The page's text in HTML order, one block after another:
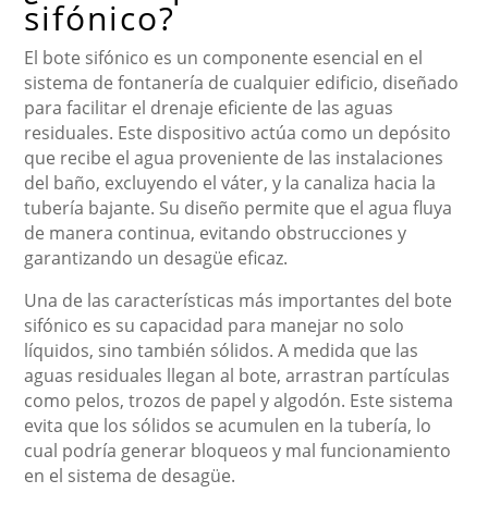
sifónico?
El bote sifónico es un componente esencial en el
sistema de fontanería de cualquier edificio, diseñado
para facilitar el drenaje eficiente de las aguas
residuales. Este dispositivo actúa como un depósito
que recibe el agua proveniente de las instalaciones
del baño, excluyendo el váter, y la canaliza hacia la
tubería bajante. Su diseño permite que el agua fluya
de manera continua, evitando obstrucciones y
garantizando un desagüe eficaz.
Una de las características más importantes del bote
sifónico es su capacidad para manejar no solo
líquidos, sino también sólidos. A medida que las
aguas residuales llegan al bote, arrastran partículas
como pelos, trozos de papel y algodón. Este sistema
evita que los sólidos se acumulen en la tubería, lo
cual podría generar bloqueos y mal funcionamiento
en el sistema de desagüe.